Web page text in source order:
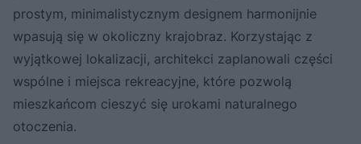
prostym, minimalistycznym designem harmonijnie
wpasują się w okoliczny krajobraz. Korzystając z
wyjątkowej lokalizacji, architekci zaplanowali części
wspólne i miejsca rekreacyjne, które pozwolą
mieszkańcom cieszyć się urokami naturalnego
otoczenia.